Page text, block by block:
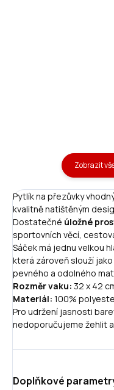
Zobrazit
Pytlík na přezůvky
kvalitně natištěným
Dostatečné úložné
sportovních věcí,
Sáček má jednu velkou
která zároveň slouží
pevného a odolného
Rozměr vaku: 32 x 42
Materiál: 100%
Pro udržení jasnosti
nedoporučujeme žehlit
Doplňkové